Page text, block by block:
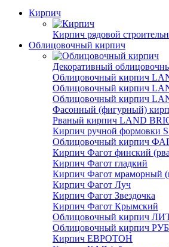
Кирпич
Кирпич рядовой
Облицовочный кирпич
Декоративный
Облицовочный кирпич
Облицовочный кирпич
Облицовочный кирпич
Фасонный (фигурный)
Рваный кирпич LAND
Кирпич ручной формовки
Облицовочный кирпич
Кирпич Фагот финский
Кирпич Фагот гладкий
Кирпич Фагот мраморный
Кирпич Фагот Луч
Кирпич Фагот Звездочка
Кирпич Фагот Крымский
Облицовочный кирпич
Облицовочный кирпич
Кирпич ЕВРОТОН